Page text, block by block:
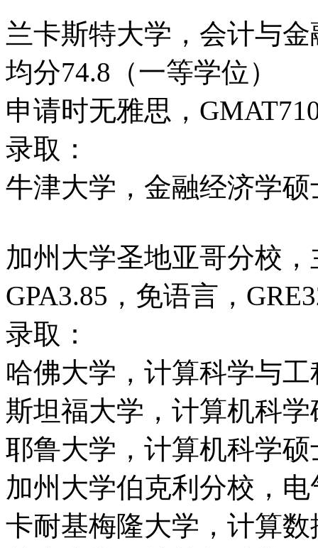
兰卡斯特大学，会计与金
均分74.8（一等学位）
申请时无雅思，
录取：
牛津大学，金融经济学硕
加州大学圣地亚哥分校
GPA3.85，免语言，
录取：
哈佛大学，计算科学与工
斯坦福大学，计算机科学
耶鲁大学，计算机科学硕
加州大学伯克利分校，
卡耐基梅隆大学，计算